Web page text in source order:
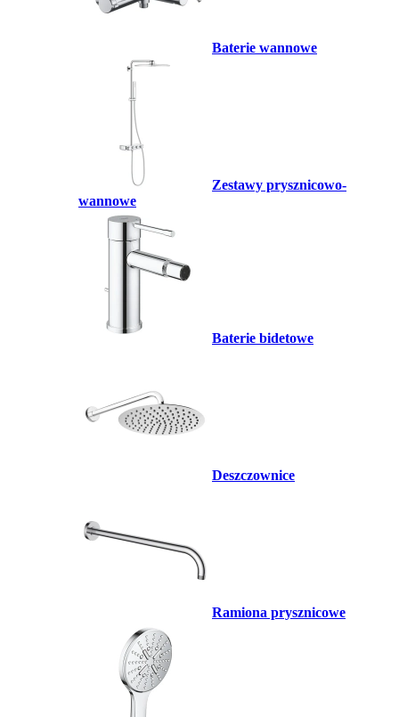
Baterie wannowe
Zestawy prysznicowo-
wannowe
Baterie bidetowe
Deszczownice
Ramiona prysznicowe